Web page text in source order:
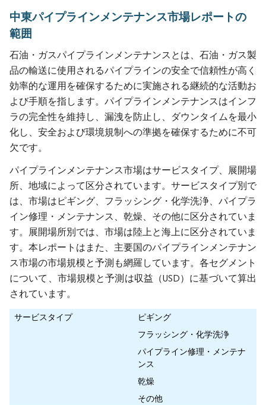
中東パイプラインメンテナンス市場レポートの
範囲
石油・ガスパイプラインメンテナンスとは、石油・ガス製
品の輸送に使用されるパイプラインの安全で信頼性が高く
効率的な運用を確保するために実施される継続的な活動お
よび手順を指します。パイプラインメンテナンスはインフ
ラの完全性を維持し、漏洩を防止し、ダウンタイムを最小
化し、安全および環境規制への準拠を確保するために不可
欠です。
パイプラインメンテナンス市場はサービスタイプ、展開場
所、地域によって区分されています。サービスタイプ別で
は、市場はピギング、フラッシング・化学洗浄、パイプラ
イン修理・メンテナンス、乾燥、その他に区分されていま
す。展開場所別では、市場は陸上と海上に区分されていま
す。本レポートはまた、主要国のパイプラインメンテナン
ス市場の市場規模と予測も網羅しています。各セグメント
について、市場規模と予測は収益（USD）に基づいて算出
されています。
サービスタイプ
ピギング
フラッシング・化学洗浄
パイプライン修理・メンテナ
ンス
乾燥
その他